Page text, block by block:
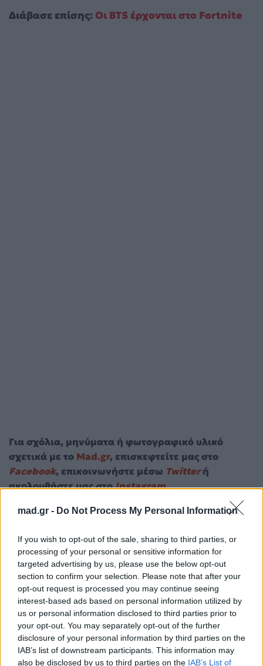
mad.gr - Do Not Process My Personal Information
If you wish to opt-out of the sale, sharing to third parties, or
processing of your personal or sensitive information for
targeted advertising by us, please use the below opt-out
section to confirm your selection. Please note that after your
opt-out request is processed you may continue seeing
interest-based ads based on personal information utilized by
us or personal information disclosed to third parties prior to
your opt-out. You may separately opt-out of the further
disclosure of your personal information by third parties on the
IAB’s list of downstream participants. This information may
also be disclosed by us to third parties on the IAB’s List of
Διάβασε επίσης: Οι BTS έρχονται στο Fortnite
Για σχόλια, μηνύματα ή φωτογραφικό υλικό
σχετικά με το Mad.gr, επισκεφτείτε μας στο
Facebook, επικοινωνήστε μέσω Twitterή
ακολουθήστε μας στοInstagram.
Fortnite Βιντεοπαιχνίδια Τεχνολογία
Ακολουθήστε το
Mad.gr στο Google
News
Ακολουθήστε το
Mad.gr στο MSN